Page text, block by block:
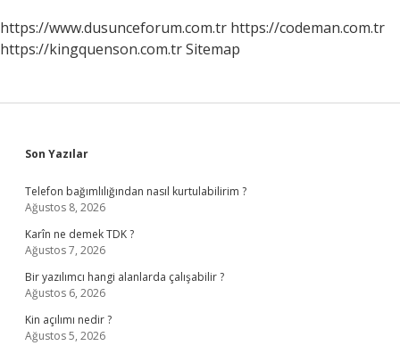
https://www.dusunceforum.com.tr https://codeman.com.tr
https://kingquenson.com.trSitemap
Sidebar
Son Yazılar
Telefon bağımlılığından nasıl kurtulabilirim ?
Ağustos 8, 2026
Karîn ne demek TDK ?
Ağustos 7, 2026
Bir yazılımcı hangi alanlarda çalışabilir ?
Ağustos 6, 2026
Kin açılımı nedir ?
Ağustos 5, 2026